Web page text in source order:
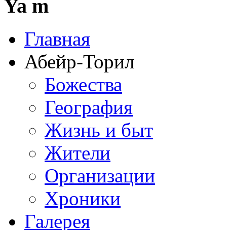
Ya m
Главная
Абейр-Торил
Божества
География
Жизнь и быт
Жители
Организации
Хроники
Галерея